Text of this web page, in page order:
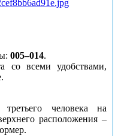
005–014.
со всеми удобствами,
человека на
расположения –